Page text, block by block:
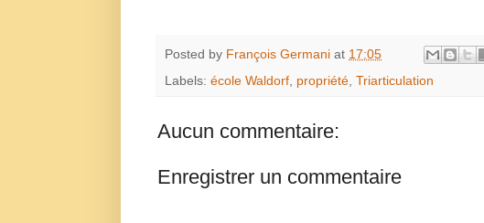
Posted by François Germani at 17:05
Labels: école Waldorf, propriété, Triarticulation
Aucun commentaire:
Enregistrer un commentaire